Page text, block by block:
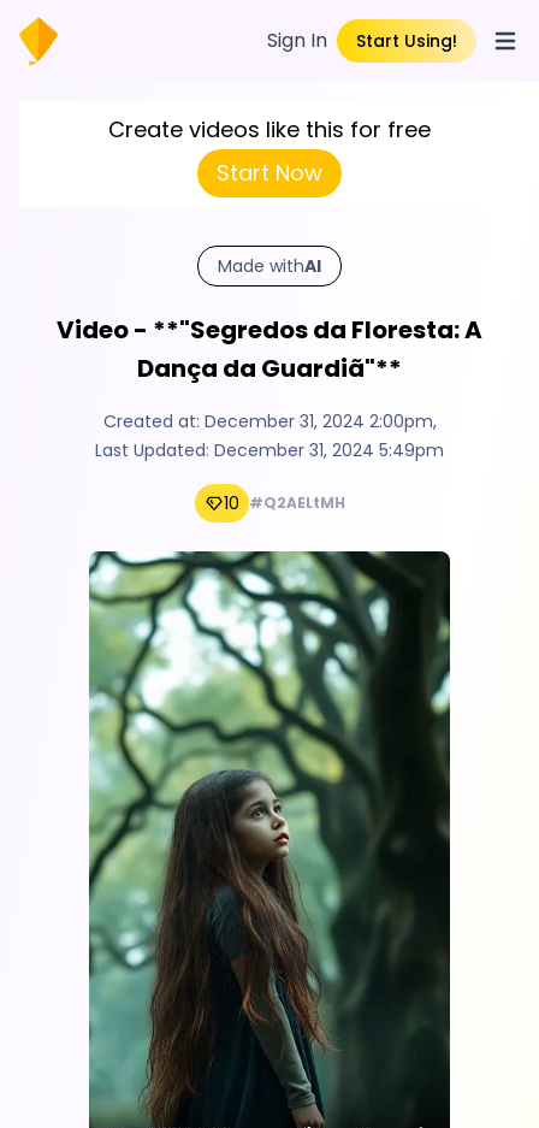
Sign In Start Using!
Create videos like this for free
Start Now
Made withAI
Video - **"Segredos da Floresta: A
Dança da Guardiã"**
Created at: December 31, 2024 2:00pm,
Last Updated: December 31, 2024 5:49pm
10 #Q2AELtMH